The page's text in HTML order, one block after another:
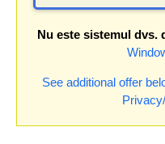
Nu este sistemul dvs.
See additional offer